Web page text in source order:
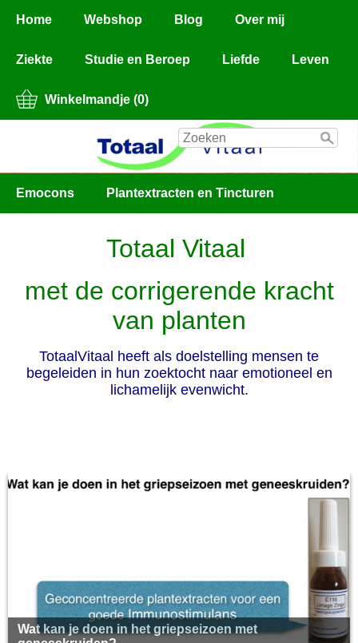
Home Webshop Blog Over mij
Ziekte Studie en Beroep Liefde Leven
Winkelmandje (0)
Emocons Plantextracten en Tincturen
Totaal Vitaal
met de corrigerende kracht
van planten
TotaalVitaal heeft als doelstelling mensen te
begeleiden in hun zoektocht naar emotioneel en
lichamelijk evenwicht.
Wat kan je doen in het griepseizoen met